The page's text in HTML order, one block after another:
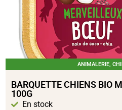
ANIMALERIE,
BARQUETTE CHIENS BIO
100G
En stock